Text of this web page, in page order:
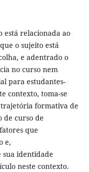
está relacionada ao
o sujeito está
e adentrado o
no curso nem
para estudantes-
contexto, toma-se
formativa de
de curso de
que
e,
sua identidade
neste contexto.